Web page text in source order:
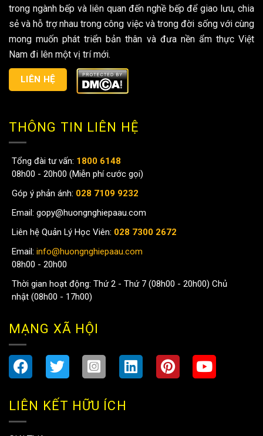
trong ngành bếp và liên quan đến nghề bếp để giao lưu, chia
sẻ và hỗ trợ nhau trong công việc và trong đời sống với cùng
mong muốn phát triển bản thân và đưa nền ẩm thực Việt
Nam đi lên một vị trí mới.
LIÊN HỆ
THÔNG TIN LIÊN HỆ
Tổng đài tư vấn: 1800 6148
08h00 - 20h00 (Miễn phí cước gọi)
Góp ý phản ánh: 028 7109 9232
Email: gopy@huongnghiepaau.com
Liên hệ Quản Lý Học Viên: 028 7300 2672
Email: info@huongnghiepaau.com
08h00 - 20h00
Thời gian hoạt động: Thứ 2 - Thứ 7 (08h00 - 20h00) Chủ
nhật (08h00 - 17h00)
MẠNG XÃ HỘI
LIÊN KẾT HỮU ÍCH